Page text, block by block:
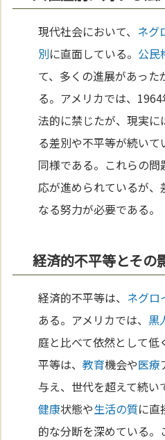
現代社会において、 ネグ
別に直面している。 公民
て、多くの進展があっ
る。アメリカでは、
法的に禁じたが、現実に
る差別や不平等が続いて
同様である。これらの
応が進められているが
なる努力が必要である。
経済的不平等とその
経済的不平等は、 ネグロ
ある。アメリカでは、 黒
庭と比べて依然として低
平等は、教育機会や医療
与え、世代を超えて続い
健康状態や生活の質に直
的な分断を深めている。